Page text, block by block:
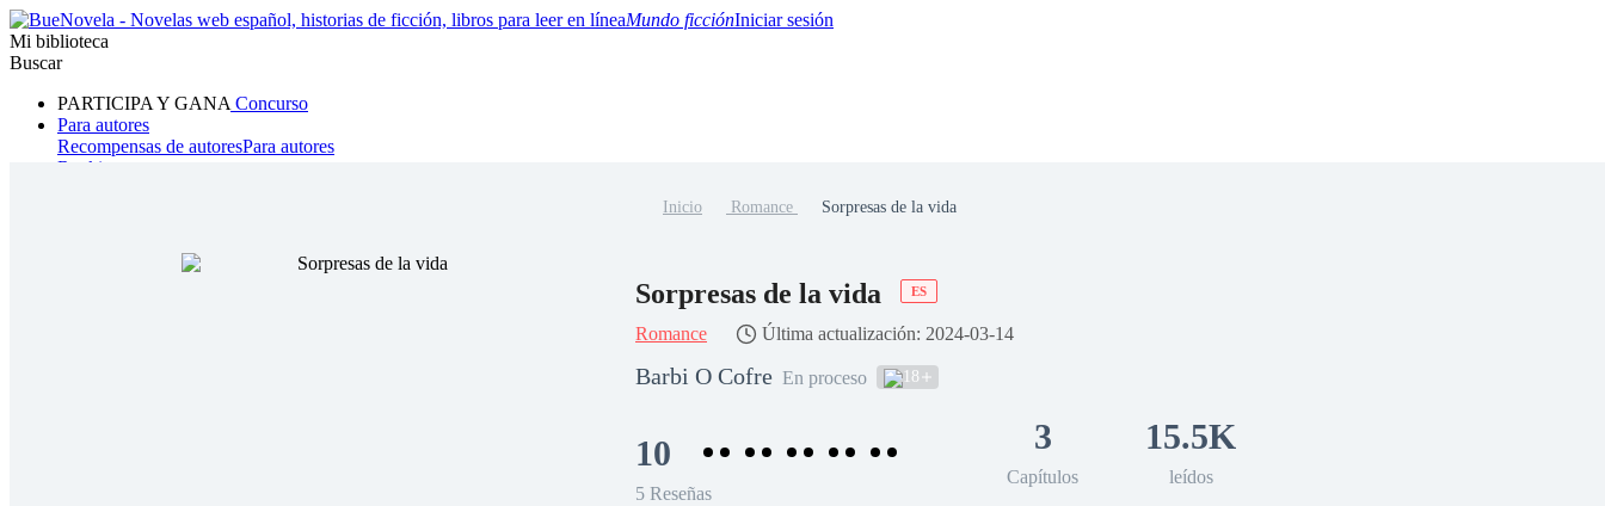
Mundo ficciónIniciar sesión
Mi biblioteca
Buscar
PARTICIPA Y GANA Concurso
Para autores
Recompensas de autoresPara autores
Ranking
Hombre lobo Mafia Sistema Fantasía
Inicio Romance Sorpresas de la vida
Sorpresas de la vida ES
Romance Última actualización: 2024-03-14
Barbi O Cofre En proceso 18
10
5 Reseñas
3
Capítulos
15.5K
leídos